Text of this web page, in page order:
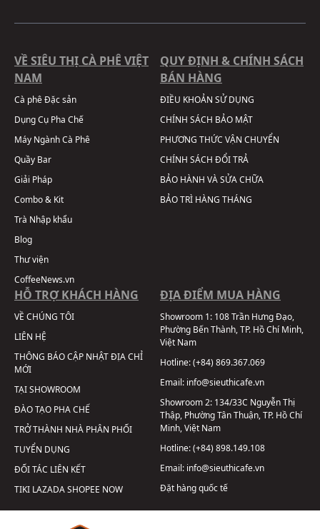
VỀ SIÊU THỊ CÀ PHÊ VIỆT
NAM
Cà phê Đặc sản
Dụng Cụ Pha Chế
Máy Ngành Cà Phê
Quầy Bar
Giải Pháp
Combo & Kit
Trà Nhập khẩu
Blog
Thư viện
CoffeeNews.vn
QUY ĐỊNH & CHÍNH SÁCH
BÁN HÀNG
ĐIỀU KHOẢN SỬ DỤNG
CHÍNH SÁCH BẢO MẬT
PHƯƠNG THỨC VẬN CHUYỂN
CHÍNH SÁCH ĐỔI TRẢ
BẢO HÀNH VÀ SỬA CHỮA
BẢO TRÌ HÀNG THÁNG
HỖ TRỢ KHÁCH HÀNG
VỀ CHÚNG TÔI
LIÊN HỆ
THÔNG BÁO CẬP NHẬT ĐỊA CHỈ
MỚI
TẠI SHOWROOM
ĐÀO TẠO PHA CHẾ
TRỞ THÀNH NHÀ PHÂN PHỐI
TUYỂN DỤNG
ĐỐI TÁC LIÊN KẾT
TIKI LAZADASHOPEE NOW
ĐỊA ĐIỂM MUA HÀNG
Showroom 1: 108 Trần Hưng Đạo,
Phường Bến Thành, TP. Hồ Chí Minh,
Việt Nam
Hotline:(+84) 869.367.069
Email: info@sieuthicafe.vn
Showroom 2: 134/33C Nguyễn Thị
Thập, Phường Tân Thuận, TP. Hồ Chí
Minh, Việt Nam
Hotline:(+84) 898.149.108
Email: info@sieuthicafe.vn
Đặt hàng quốc tế